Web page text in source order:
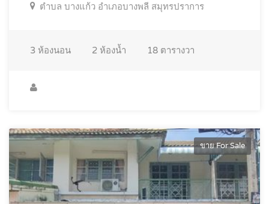
ตำบล บางแก้ว อำเภอบางพลี สมุทรปราการ
3 ห้องนอน 2 ห้องน้ำ 18 ตารางวา
ขาย For Sale